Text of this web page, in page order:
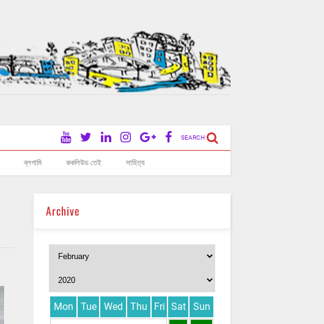
SEARCH
ব্লগামি ককলিউড তেই সাহিত্য
Archive
Mon Tue Wed Thu Fri Sat Sun